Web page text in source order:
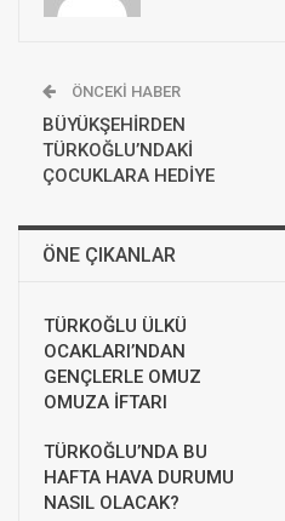
ÖNCEKI HABER
BÜYÜKŞEHİRDEN
TÜRKOĞLU’NDAKİ
ÇOCUKLARA HEDİYE
ÖNE ÇIKANLAR
TÜRKOĞLU ÜLKÜ
OCAKLARI’NDAN
GENÇLERLE OMUZ
OMUZA İFTARI
TÜRKOĞLU’NDA BU
HAFTA HAVA DURUMU
NASIL OLACAK?